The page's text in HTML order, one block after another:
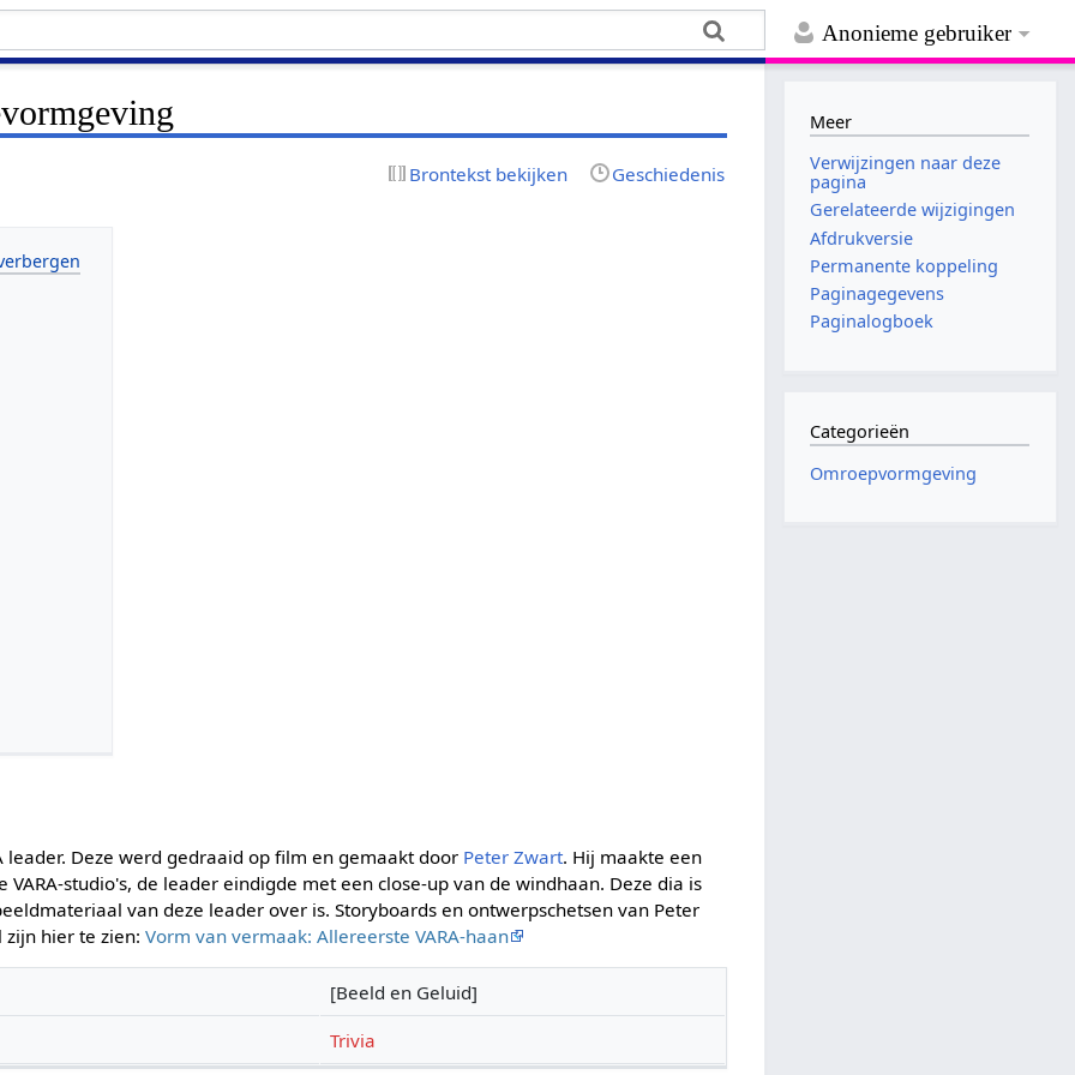
Anonieme gebruiker
Brontekst bekijken Geschiedenis
leader. Deze werd gedraaid op film en gemaakt door Peter Zwart. Hij maakte een
VARA-studio's, de leader eindigde met een close-up van de windhaan. Deze dia is
van deze leader over is. Storyboards en ontwerpschetsen van Peter
zijn hier te zien:Vorm van vermaak: Allereerste VARA-haan
[Beeld en Geluid]
Trivia
Meer
Verwijzingen naar deze
pagina
Gerelateerde wijzigingen
Afdrukversie
Permanente koppeling
Paginagegevens
Paginalogboek
Categorieën
Omroepvormgeving